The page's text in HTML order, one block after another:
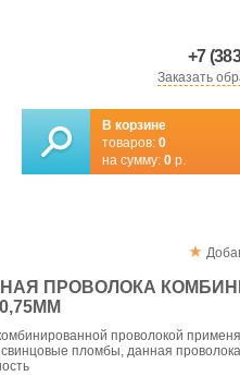
+7
Заказать
В корзине
товаров: 0
на сумму: 0 р.
ПРОВОЛОКА
проволокой
пломбы, данная